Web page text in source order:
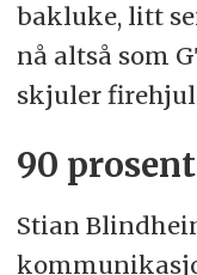
bakluke, litt
nå altså som
skjuler
90
Stian